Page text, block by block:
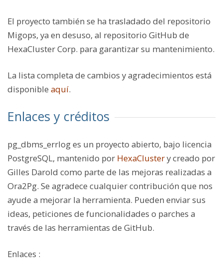
El proyecto también se ha trasladado del repositorio
Migops, ya en desuso, al repositorio GitHub de
HexaCluster Corp. para garantizar su mantenimiento.
La lista completa de cambios y agradecimientos está
disponible aquí.
Enlaces y créditos
pg_dbms_errloges un proyecto abierto, bajo licencia
PostgreSQL, mantenido por HexaClustery creado por
Gilles Darold como parte de las mejoras realizadas a
Ora2Pg. Se agradece cualquier contribución que nos
ayude a mejorar la herramienta. Pueden enviar sus
ideas, peticiones de funcionalidades o parches a
través de las herramientas de GitHub.
Enlaces :